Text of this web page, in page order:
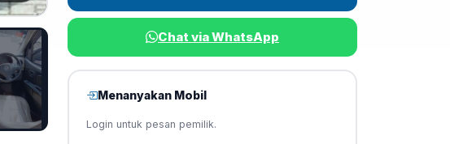
Chat via WhatsApp
Menanyakan Mobil
Login untuk pesan pemilik.